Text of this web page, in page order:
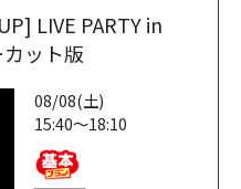
LIVE PARTY in
ット版
08/08(土)
15:40～18:10